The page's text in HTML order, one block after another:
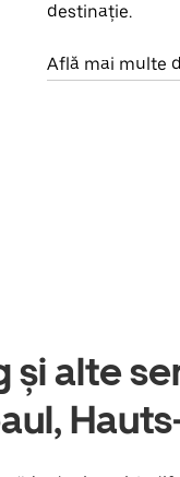
destinație.
Află mai multe
și alte